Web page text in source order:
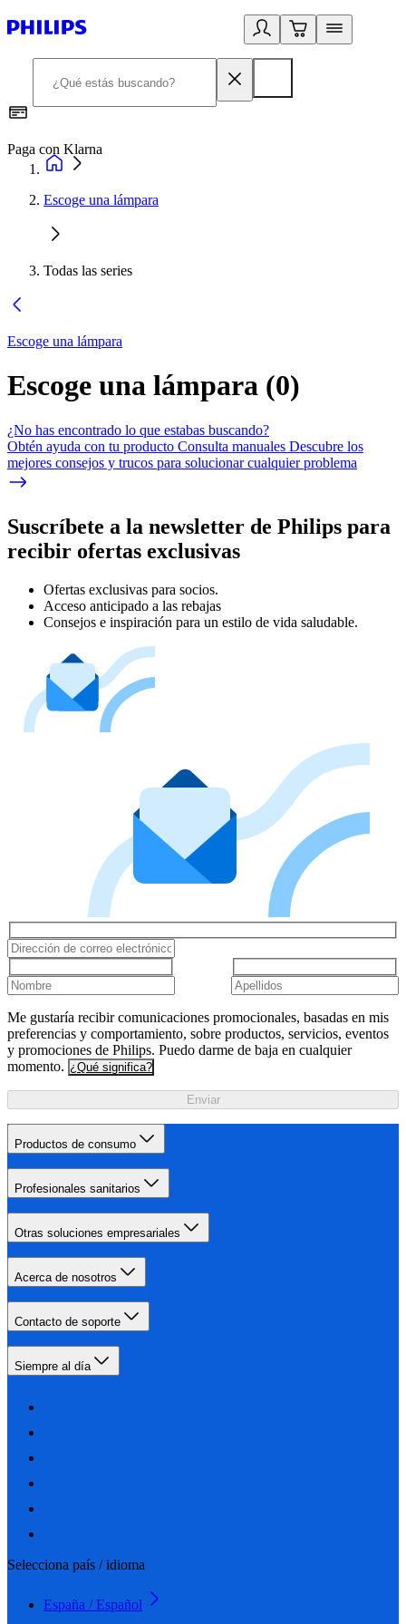
Paga con Klarna
Escoge una lámpara
Todas las series
Escoge una lámpara
Escoge una lámpara (0)
¿No has encontrado lo que estabas buscando?
Obtén ayuda con tu producto Consulta manuales Descubre los
mejores consejos y trucos para solucionar cualquier problema
Suscríbete a la newsletter de Philips para
recibir ofertas exclusivas
Ofertas exclusivas para socios.
Acceso anticipado a las rebajas
Consejos e inspiración para un estilo de vida saludable.
Me gustaría recibir comunicaciones promocionales, basadas en mis
preferencias y comportamiento, sobre productos, servicios, eventos
y promociones de Philips. Puedo darme de baja en cualquier
momento. ¿Qué significa?
Enviar
Productos de consumo
Profesionales sanitarios
Otras soluciones empresariales
Acerca de nosotros
Contacto de soporte
Siempre al día
Selecciona país / idioma
España / Español